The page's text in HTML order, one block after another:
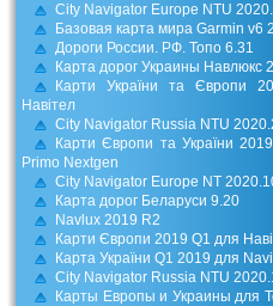
City Navigator Europe NTU
Базовая карта мира Garmin v6
Дороги России. РФ. Топо 6.31
Карта дорог Украины Навлюкс
Карти України та Європи
Навітел
City Navigator Russia NTU
Карти Європи та України
Primo Nextgen
City Navigator Europe NT
Карта дорог Беларуси 9.20
Navlux 2019 R2
Карти Європи 2019 Q1 для
Карта України Q1 2019 для
City Navigator Russia NTU
Карты Европы и Украины для